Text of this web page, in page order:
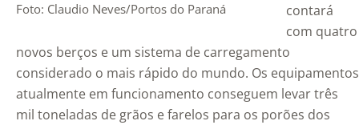
Foto: Claudio Neves/Portos do Paraná
contará
com quatro
novos berços e um sistema de carregamento
considerado o mais rápido do mundo. Os equipamentos
atualmente em funcionamento conseguem levar três
mil toneladas de grãos e farelos para os porões dos